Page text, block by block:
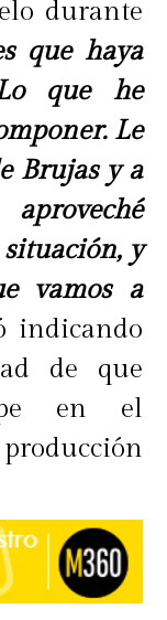
durante
que haya
que he
Le
Brujas y a
y
vamos a
indicando
de que
en el